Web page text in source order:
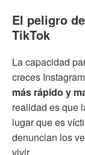
El peligro
TikTok
La capacidad
creces
más rápido y
realidad es que
lugar que es
denuncian los